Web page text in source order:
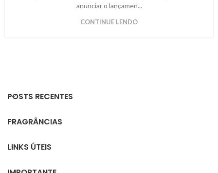
anunciar o lançamen...
CONTINUE LENDO
POSTS RECENTES
FRAGRÂNCIAS
LINKS ÚTEIS